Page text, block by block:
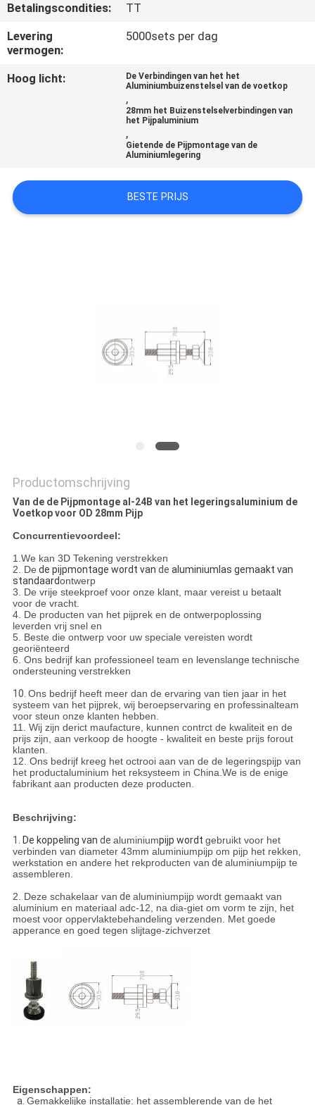
EEN
OFFERTE
SITEMAP
PRIVACYBELEID
Betalingscondities:
TT
Levering
vermogen:
5000sets per dag
Hoog licht:
De Verbindingen van het het
Aluminiumbuizenstelsel van de voetkop
,
28mm het Buizenstelselverbindingen van
het Pijpaluminium
,
Gietende de Pijpmontage van de
Aluminiumlegering
BESTE PRIJS
Productomschrijving
Van de de Pijpmontage al-24B van het legeringsaluminium de
Voetkop voor OD 28mm Pijp
Concurrentievoordeel:
1.We kan 3D Tekening verstrekken
2. De de pijpmontage wordt van de aluminiumlas gemaakt van
standaardontwerp
3. De vrije steekproef voor onze klant, maar vereist u betaalt
voor de vracht.
4. De producten van het pijprek en de ontwerpoplossing
leverden vrij snel en
5. Beste die ontwerp voor uw speciale vereisten wordt
georiënteerd
6. Ons bedrijf kan professioneel team en levenslange technische
ondersteuning verstrekken
10. Ons bedrijf heeft meer dan de ervaring van tien jaar in het
systeem van het pijprek, wij beroepservaring en professinalteam
voor steun onze klanten hebben.
11. Wij zijn derict maufacture, kunnen contrct de kwaliteit en de
prijs zijn, aan verkoop de hoogte - kwaliteit en beste prijs forout
klanten.
12. Ons bedrijf kreeg het octrooi aan van de de legeringspijp van
het productaluminium het reksysteem in China.We is de enige
fabrikant aan producten deze producten.
Beschrijving:
1. De koppeling van de aluminiumpijp wordt gebruikt voor het
verbinden van diameter 43mm aluminiumpijp om pijp het rekken,
werkstation en andere het rekproducten van de aluminiumpijp te
assembleren.
2. Deze schakelaar van de aluminiumpijp wordt gemaakt van
aluminium en materiaal adc-12, na dia-giet om vorm te zijn, het
moest voor oppervlaktebehandeling verzenden. Met goede
apperance en goed tegen slijtage-zichverzet
Eigenschappen:
Gemakkelijke installatie: het assemblerende van de het